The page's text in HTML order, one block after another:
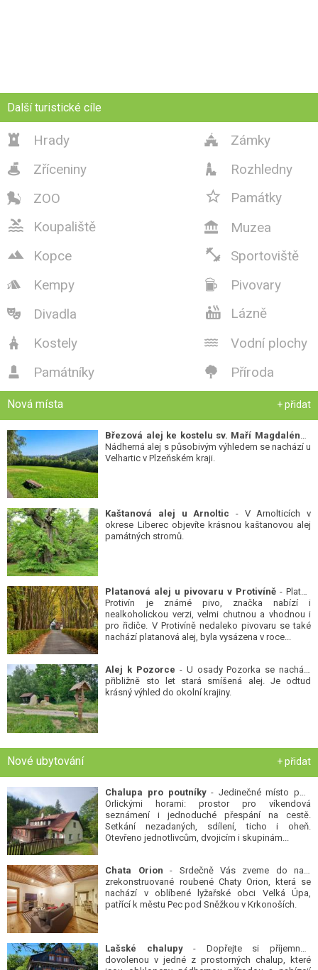
Další turistické cíle
 Hrady  Zámky
 Zříceniny  Rozhledny
 ZOO  Památky
 Koupaliště  Muzea
 Kopce  Sportoviště
 Kempy  Pivovary
 Divadla  Lázně
 Kostely  Vodní plochy
 Památníky  Příroda
Nová místa + přidat
Nádherná alej s působivým výhledem se nachází u
Velhartic v Plzeňském kraji.
Kaštanová alej u Arnoltic - V Arnolticích v
okrese Liberec objevíte krásnou kaštanovou alej
památných stromů.
Platanová alej u pivovaru v Protivíně - Platan
Protivín je známé pivo, značka nabízí i
nealkoholickou verzi, velmi chutnou a vhodnou i
pro řidiče. V Protivíně nedaleko pivovaru se také
nachází platanová alej, byla vysázena v roce...
Alej k Pozorce - U osady Pozorka se nachází
přibližně sto let stará smíšená alej. Je odtud
krásný výhled do okolní krajiny.
Nové ubytování + přidat
Chalupa pro poutníky- Jedinečné místo pod
Orlickými horami: prostor pro víkendová
seznámení i jednoduché přespání na cestě.
Setkání nezadaných, sdílení, ticho i oheň.
Otevřeno jednotlivcům, dvojicím i skupinám...
Chata Orion - Srdečně Vás zveme do naší
zrekonstruované roubené Chaty Orion, která se
nachází v oblíbené lyžařské obci Velká Úpa,
patřící k městu Pec pod Sněžkou v Krkonoších.
Lašské chalupy- Dopřejte si příjemnou
dovolenou v jedné z prostorných chalup, které